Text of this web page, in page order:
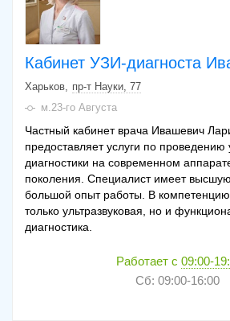
Кабинет УЗИ-диагноста
Харьков
пр-т Науки, 77
м.23-го Августа
Частный кабинет врача Ивашевич
предоставляет услуги по проведению
диагностики на современном
поколения. Специалист имеет высшую
большой опыт работы. В компетенцию
только ультразвуковая, но и
диагностика.
Работает с 09:00-
Сб: 09:00-16:00